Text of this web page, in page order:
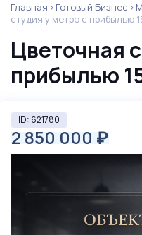
Главная Готовый Бизнес
студия у метро с прибылью
Цветочная
прибылью
ID: 621780
2 850 000 ₽